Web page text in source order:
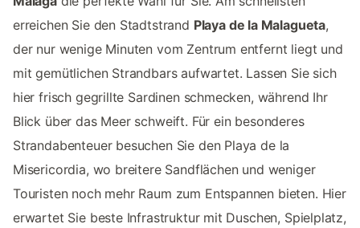
erreichen Sie den Stadtstrand Playa de la Malagueta,
der nur wenige Minuten vom Zentrum entfernt liegt und
mit gemütlichen Strandbars aufwartet. Lassen Sie sich
hier frisch gegrillte Sardinen schmecken, während Ihr
Blick über das Meer schweift. Für ein besonderes
Strandabenteuer besuchen Sie den Playa de la
Misericordia, wo breitere Sandflächen und weniger
Touristen noch mehr Raum zum Entspannen bieten. Hier
erwartet Sie beste Infrastruktur mit Duschen, Spielplatz,